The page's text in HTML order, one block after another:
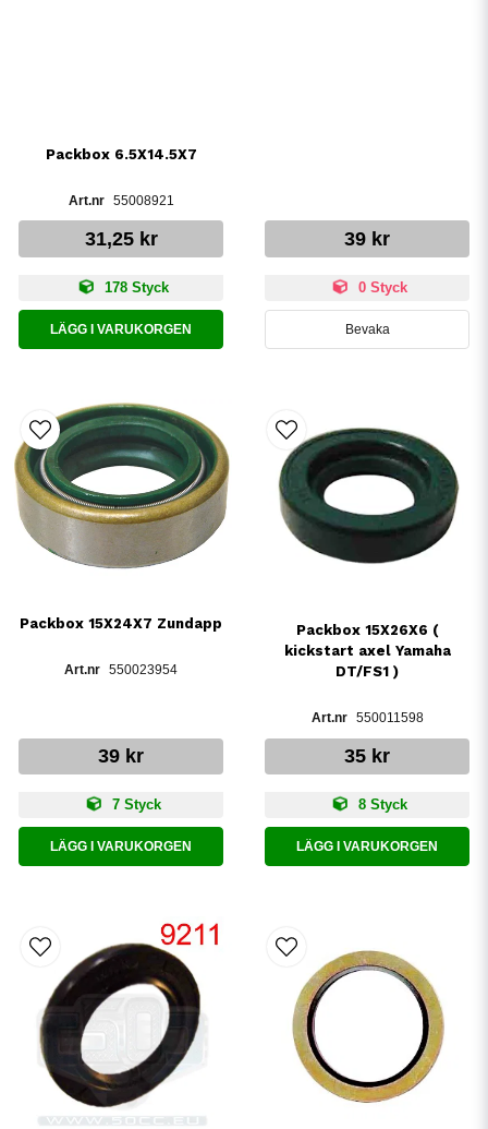
Packbox 6.5X14.5X7
55008921
31,25 kr
178 Styck
LÄGG I VARUKORGEN
39 kr
0 Styck
Bevaka
Packbox 15X24X7 Zundapp
550023954
39 kr
7 Styck
LÄGG I VARUKORGEN
Packbox 15X26X6 (
kickstart axel Yamaha
DT/FS1 )
550011598
35 kr
8 Styck
LÄGG I VARUKORGEN